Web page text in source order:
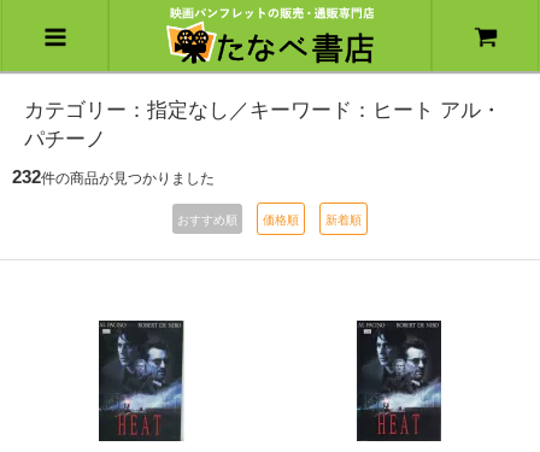
カテゴリー：指定なし／キーワード：ヒート アル・
パチーノ
232件の商品が見つかりました
おすすめ順 価格順 新着順